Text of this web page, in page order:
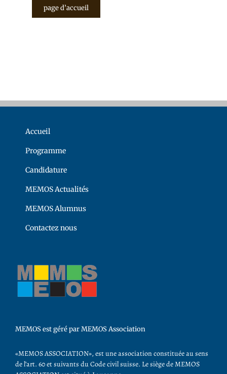
page d’accueil
Accueil
Programme
Candidature
MEMOS Actualités
MEMOS Alumnus
Contactez nous
MEMOS est géré par MEMOS Association
«MEMOS ASSOCIATION», est une association constituée au sens
de l’art. 60 et suivants du Code civil suisse. Le siège de MEMOS